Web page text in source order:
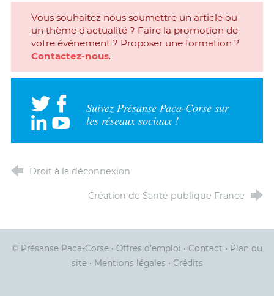
Vous souhaitez nous soumettre un article ou
un thème d'actualité ? Faire la promotion de
votre événement ? Proposer une formation ?
Contactez-nous.
Suivez Présanse Paca-Corse sur
les réseaux sociaux !
Droit à la déconnexion
Création de Santé publique France
© Présanse Paca-Corse • Offres d’emploi • Contact • Plan du
site• Mentions légales • Crédits